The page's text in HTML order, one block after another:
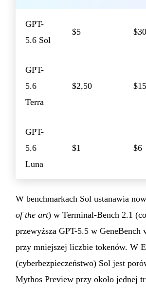
GPT-
5.6 Sol
$5 $30
GPT-
5.6
Terra
$2,50 $15
GPT-
5.6
Luna
$1 $6
W benchmarkach Sol ustanawia
of the art) w Terminal-Bench 2.1
przewyższa GPT-5.5 w GeneBench
przy mniejszej liczbie tokenów. W
(cyberbezpieczeństwo) Sol jest
Mythos Preview przy około jednej